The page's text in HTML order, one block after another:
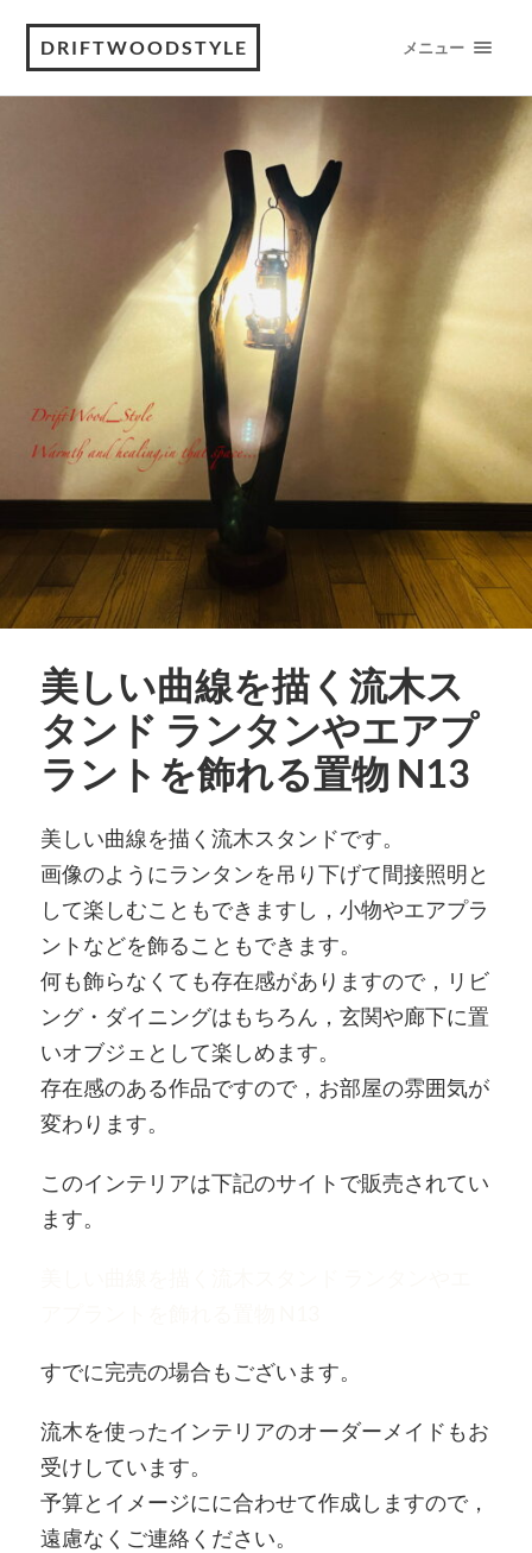
DRIFTWOODSTYLE メニュー
美しい曲線を描く流木ス
タンド ランタンやエアプ
ラントを飾れる置物 N13
美しい曲線を描く流木スタンドです。
画像のようにランタンを吊り下げて間接照明と
して楽しむこともできますし，小物やエアプラ
ントなどを飾ることもできます。
何も飾らなくても存在感がありますので，リビ
ング・ダイニングはもちろん，玄関や廊下に置
いオブジェとして楽しめます。
存在感のある作品ですので，お部屋の雰囲気が
変わります。
このインテリアは下記のサイトで販売されてい
ます。
すでに完売の場合もございます。
流木を使ったインテリアのオーダーメイドもお
受けしています。
予算とイメージにに合わせて作成しますので，
遠慮なくご連絡ください。